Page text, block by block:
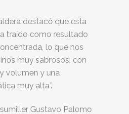
destacó que esta
traído como resultado
lo que nos
muy sabrosos, con
volumen y una
muy alta”.
Gustavo Palomo